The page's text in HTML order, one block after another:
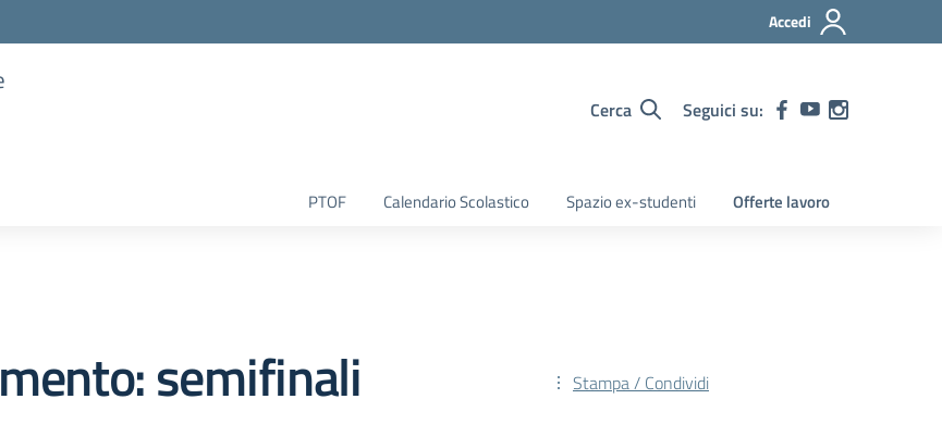
Accedi
Cerca Seguici su:
PTOF Calendario Scolastico Spazio ex-studenti Offerte lavoro
semifinali Stampa / Condividi